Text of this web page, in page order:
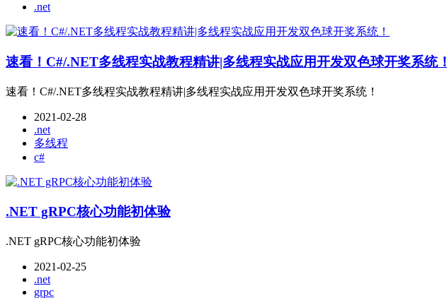
.net
速看！C#/.NET多线程实战教程精讲|多线程实战应用开发双色球开奖系统！
速看！C#/.NET多线程实战教程精讲|多线程实战应用开发双色球开奖系统！
2021-02-28
.net
多线程
c#
.NET gRPC核心功能初体验
.NET gRPC核心功能初体验
2021-02-25
.net
grpc